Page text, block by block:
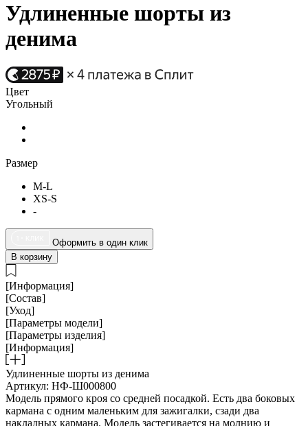
Удлиненные шорты из
денима
Цвет
Угольный
Размер
M-L
XS-S
-
Оформить в один клик
В корзину
[Информация]
[Состав]
[Уход]
[Параметры модели]
[Параметры изделия]
[Информация]
Удлиненные шорты из денима
Артикул: НФ-Ш000800
Модель прямого кроя со средней посадкой. Есть два боковых
кармана с одним маленьким для зажигалки, сзади два
накладных кармана. Модель застегивается на молнию и